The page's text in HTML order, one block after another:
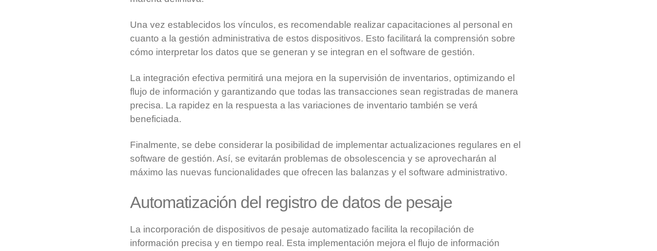
Una vez establecidos los vínculos, es recomendable realizar capacitaciones al personal en
cuanto a la gestión administrativa de estos dispositivos. Esto facilitará la comprensión sobre
cómo interpretar los datos que se generan y se integran en el software de gestión.
La integración efectiva permitirá una mejora en la supervisión de inventarios, optimizando el
flujo de información y garantizando que todas las transacciones sean registradas de manera
precisa. La rapidez en la respuesta a las variaciones de inventario también se verá
beneficiada.
Finalmente, se debe considerar la posibilidad de implementar actualizaciones regulares en el
software de gestión. Así, se evitarán problemas de obsolescencia y se aprovecharán al
máximo las nuevas funcionalidades que ofrecen las balanzas y el software administrativo.
Automatización del registro de datos de pesaje
La incorporación de dispositivos de pesaje automatizado facilita la recopilación de
información precisa y en tiempo real. Esta implementación mejora el flujo de información